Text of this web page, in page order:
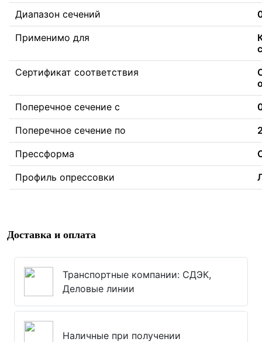
Диапазон сечений
Применимо для
Сертификат соответствия
Поперечное сечение с
Поперечное сечение по
Прессформа
Профиль опрессовки
Доставка и оплата
Транспортные компании: СДЭК,
Деловые линии
Наличные при получении